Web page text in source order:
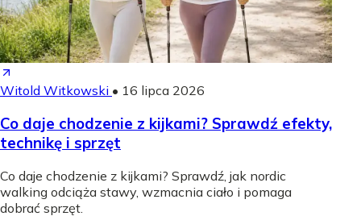
Witold Witkowski • 16 lipca 2026
Co daje chodzenie z kijkami? Sprawdź efekty,
technikę i sprzęt
Co daje chodzenie z kijkami? Sprawdź, jak nordic
walking odciąża stawy, wzmacnia ciało i pomaga
dobrać sprzęt.